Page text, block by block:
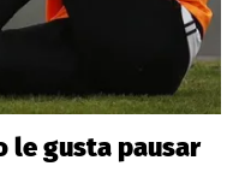
le gusta pausar